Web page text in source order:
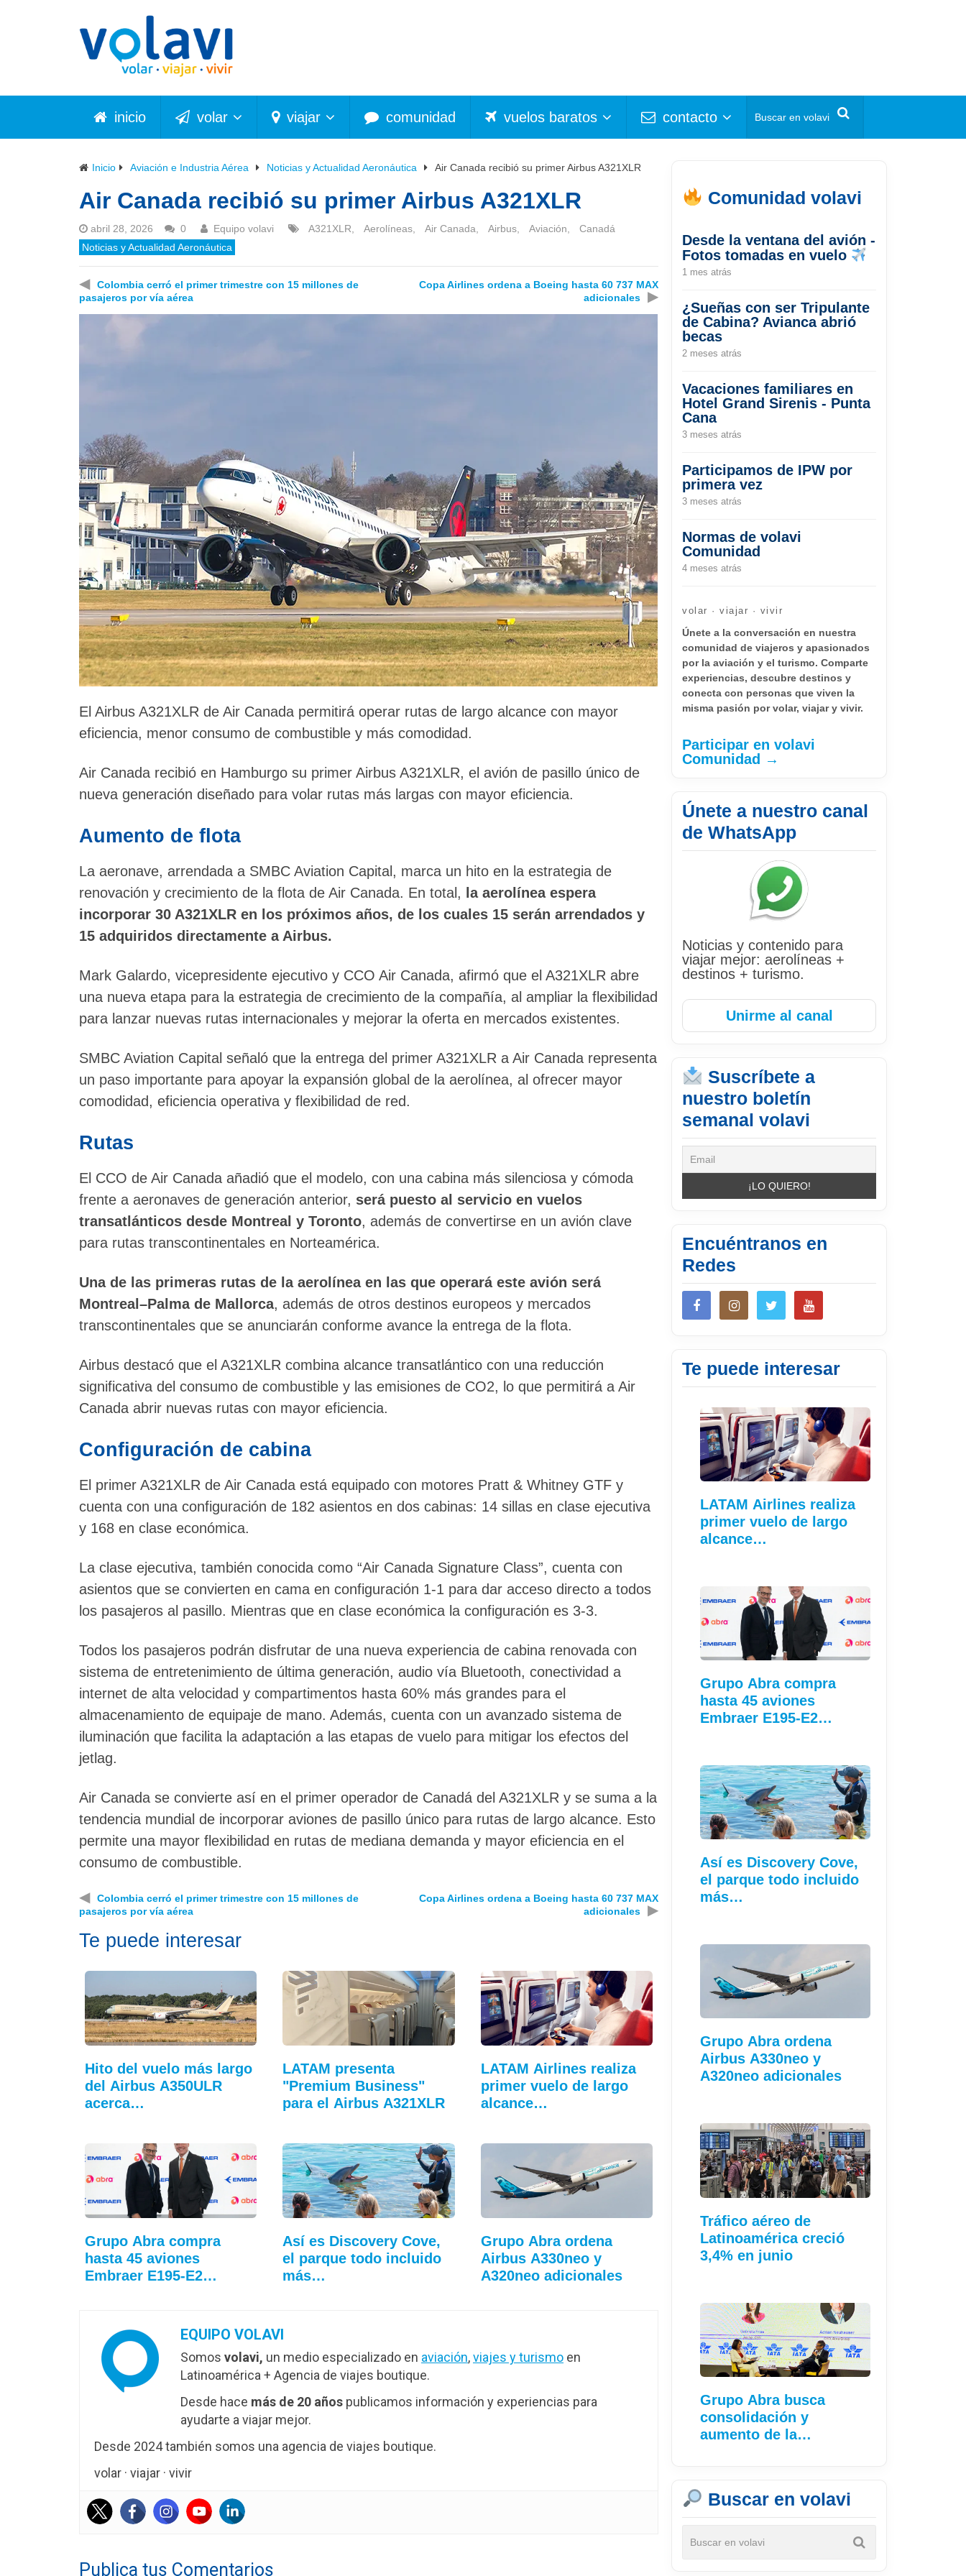
inicio volar viajar comunidad vuelos baratos contacto
Inicio Aviación e Industria Aérea Noticias y Actualidad Aeronáutica Air Canada recibió su primer Airbus A321XLR
Air Canada recibió su primer Airbus A321XLR
abril 28, 2026 0 Equipo volavi A321XLR Aerolíneas Air Canada Airbus Aviación
Canadá
Noticias y Actualidad Aeronáutica
◀
Colombia cerró el primer trimestre con 15 millones de
pasajeros por vía aérea
Copa Airlines ordena a Boeing hasta 60 737 MAX
adicionales
▶
El Airbus A321XLR de Air Canada permitirá operar rutas de largo alcance con mayor
eficiencia, menor consumo de combustible y más comodidad.
Air Canada recibió en Hamburgo su primer Airbus A321XLR, el avión de pasillo único de
nueva generación diseñado para volar rutas más largas con mayor eficiencia.
Aumento de flota
La aeronave, arrendada a SMBC Aviation Capital, marca un hito en la estrategia de
renovación y crecimiento de la flota de Air Canada. En total,
la aerolínea espera
incorporar 30 A321XLR en los próximos años, de los cuales 15 serán arrendados y
15 adquiridos directamente a Airbus.
Mark Galardo, vicepresidente ejecutivo y CCO Air Canada, afirmó que el A321XLR abre
una nueva etapa para la estrategia de crecimiento de la compañía, al ampliar la flexibilidad
para lanzar nuevas rutas internacionales y mejorar la oferta en mercados existentes.
SMBC Aviation Capital señaló que la entrega del primer A321XLR a Air Canada representa
un paso importante para apoyar la expansión global de la aerolínea, al ofrecer mayor
comodidad, eficiencia operativa y flexibilidad de red.
Rutas
El CCO de Air Canada añadió que el modelo, con una cabina más silenciosa y cómoda
frente a aeronaves de generación anterior, será puesto al servicio en vuelos
transatlánticos desde Montreal y Toronto, además de convertirse en un avión clave
para rutas transcontinentales en Norteamérica.
Una de las primeras rutas de la aerolínea en las que operará este avión será
Montreal–Palma de Mallorca, además de otros destinos europeos y mercados
transcontinentales que se anunciarán conforme avance la entrega de la flota.
Airbus destacó que el A321XLR combina alcance transatlántico con una reducción
significativa del consumo de combustible y las emisiones de CO2, lo que permitirá a Air
Canada abrir nuevas rutas con mayor eficiencia.
Configuración de cabina
El primer A321XLR de Air Canada está equipado con motores Pratt & Whitney GTF y
cuenta con una configuración de 182 asientos en dos cabinas: 14 sillas en clase ejecutiva
y 168 en clase económica.
La clase ejecutiva, también conocida como “Air Canada Signature Class”, cuenta con
asientos que se convierten en cama en configuración 1-1 para dar acceso directo a todos
los pasajeros al pasillo. Mientras que en clase económica la configuración es 3-3.
Todos los pasajeros podrán disfrutar de una nueva experiencia de cabina renovada con
sistema de entretenimiento de última generación, audio vía Bluetooth, conectividad a
internet de alta velocidad y compartimentos hasta 60% más grandes para el
almacenamiento de equipaje de mano. Además, cuenta con un avanzado sistema de
iluminación que facilita la adaptación a las etapas de vuelo para mitigar los efectos del
jetlag.
Air Canada se convierte así en el primer operador de Canadá del A321XLR y se suma a la
tendencia mundial de incorporar aviones de pasillo único para rutas de largo alcance. Esto
permite una mayor flexibilidad en rutas de mediana demanda y mayor eficiencia en el
consumo de combustible.
◀
Colombia cerró el primer trimestre con 15 millones de
pasajeros por vía aérea
Copa Airlines ordena a Boeing hasta 60 737 MAX
adicionales
▶
Te puede interesar
Hito del vuelo más largo
del Airbus A350ULR
acerca…
LATAM presenta
"Premium Business"
para el Airbus A321XLR
LATAM Airlines realiza
primer vuelo de largo
alcance…
Grupo Abra compra
hasta 45 aviones
Embraer E195-E2…
Así es Discovery Cove,
el parque todo incluido
más…
Grupo Abra ordena
Airbus A330neo y
A320neo adicionales
EQUIPO VOLAVI
Somos volavi, un medio especializado en aviación,viajes y turismo en
Latinoamérica + Agencia de viajes boutique.
Desde hace más de 20 años publicamos información y experiencias para
ayudarte a viajar mejor.
Desde 2024 también somos una agencia de viajes boutique.
volar · viajar · vivir
Publica tus Comentarios
Comunidad volavi
Desde la ventana del avión -
Fotos tomadas en vuelo
1 mes atrás
¿Sueñas con ser Tripulante
de Cabina? Avianca abrió
becas
2 meses atrás
Vacaciones familiares en
Hotel Grand Sirenis - Punta
Cana
3 meses atrás
Participamos de IPW por
primera vez
3 meses atrás
Normas de volavi
Comunidad
4 meses atrás
volar · viajar · vivir
Únete a la conversación en nuestra
comunidad de viajeros y apasionados
por la aviación y el turismo. Comparte
experiencias, descubre destinos y
conecta con personas que viven la
misma pasión por volar, viajar y vivir.
Participar en volavi
Comunidad →
Únete a nuestro canal
de WhatsApp
Noticias y contenido para
viajar mejor: aerolíneas +
destinos + turismo.
Unirme al canal
Suscríbete a
nuestro boletín
semanal volavi
Encuéntranos en
Redes
Te puede interesar
LATAM Airlines realiza
primer vuelo de largo
alcance…
Grupo Abra compra
hasta 45 aviones
Embraer E195-E2…
Así es Discovery Cove,
el parque todo incluido
más…
Grupo Abra ordena
Airbus A330neo y
A320neo adicionales
Tráfico aéreo de
Latinoamérica creció
3,4% en junio
Grupo Abra busca
consolidación y
aumento de la
Buscar en volavi